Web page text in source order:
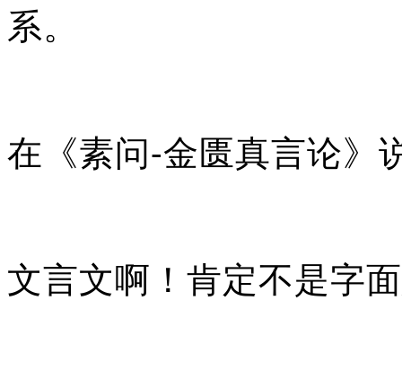
系。
在《素问-金匮真言论》
文言文啊！肯定不是字